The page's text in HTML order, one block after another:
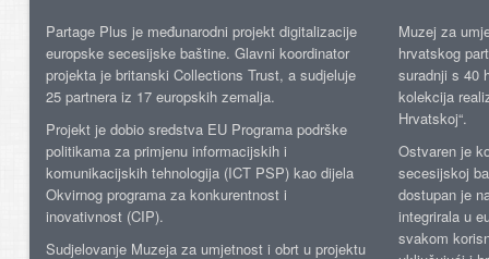
Partage Plus je međunarodni projekt digitalizacije
europske secesijske baštine. Glavni koordinator
projekta je britanski Collections Trust, a sudjeluje
25 partnera iz 17 europskih zemalja.
Projekt je dobio sredstva EU Programa podrške
politikama za primjenu informacijskih i
komunikacijskih tehnologija (ICT PSP) kao dijela
Okvirnog programa za konkurentnost i
inovativnost (CIP).
Sudjelovanje Muzeja za umjetnost i obrt u projektu
Muzej za
hrvatskog
suradnji s 40
kolekcija
Hrvatskoj“.
Ostvaren je
secesijskoj
dostupan je
integrirala u
svakom